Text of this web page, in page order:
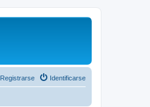
Identificarse
Registrarse